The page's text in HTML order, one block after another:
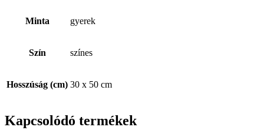
Minta gyerek
Szín színes
Hosszúság (cm) 30 x 50 cm
Kapcsolódó termékek